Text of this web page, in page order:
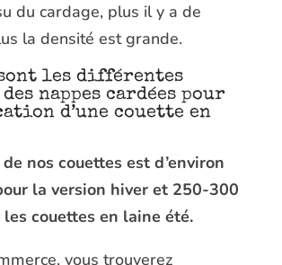
du cardage, plus il y a de
la densité est grande.
les différentes
nappes cardées pour
d’une couette en
nos couettes est d’environ
la version hiver et 250-300
les couettes en laine été.
vous trouverez